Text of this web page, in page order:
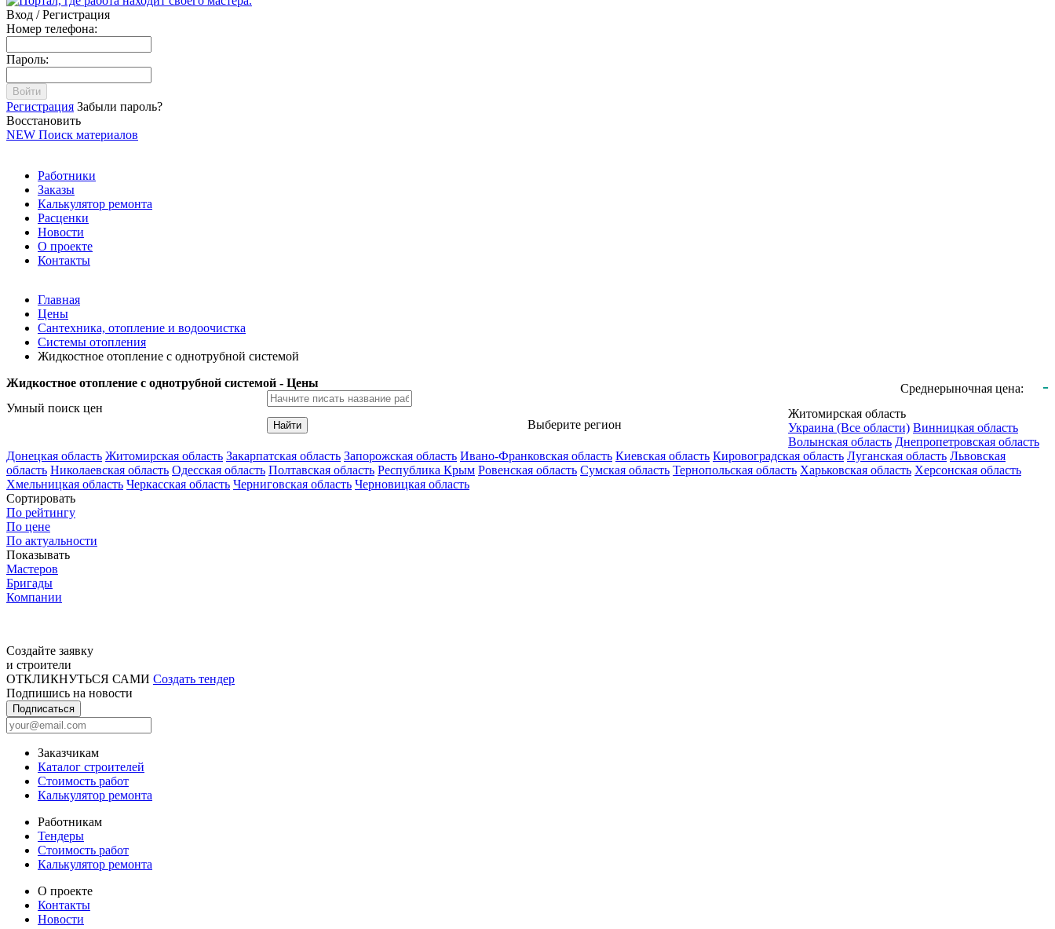
Вход / Регистрация
Номер телефона:
Пароль:
Войти
Регистрация Забыли пароль?
Восстановить
NEW Поиск материалов
Работники
Заказы
Калькулятор ремонта
Расценки
Новости
О проекте
Контакты
Главная
Цены
Сантехника, отопление и водоочистка
Системы отопления
Жидкостное отопление с однотрубной системой
Жидкостное отопление с однотрубной системой - Цены
Среднерыночная цена: -
Умный поиск цен
Найти Выберите регион
Житомирская область
Украина (Все области) Винницкая область
Волынская область Днепропетровская область
Донецкая область Житомирская область Закарпатская область Запорожская область Ивано-Франковская область Киевская область Кировоградская область Луганская область Львовская
область Николаевская область Одесская область Полтавская область Республика Крым Ровенская область Сумская область Тернопольская область Харьковская область Херсонская область
Хмельницкая область Черкасская область Черниговская область Черновицкая область
Сортировать
По рейтингу
По цене
По актуальности
Показывать
Мастеров
Бригады
Компании
Создайте заявку
и строители
ОТКЛИКНУТЬСЯ САМИ Создать тендер
Подпишись на новости
Подписаться
Заказчикам
Каталог строителей
Стоимость работ
Калькулятор ремонта
Работникам
Тендеры
Стоимость работ
Калькулятор ремонта
О проекте
Контакты
Новости